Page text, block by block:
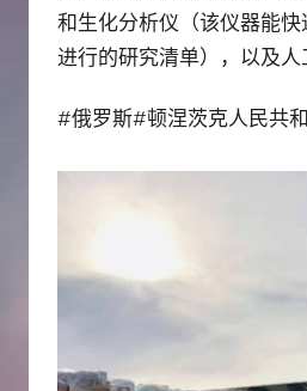
和生化分析仪（该仪器能
进行的研究清单），以及人
#俄罗斯#顿涅茨克人民共